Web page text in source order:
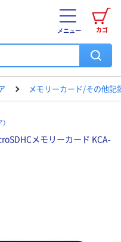
カゴ
メニュー
メモリーカード/その他記
メモリーカード KCA-